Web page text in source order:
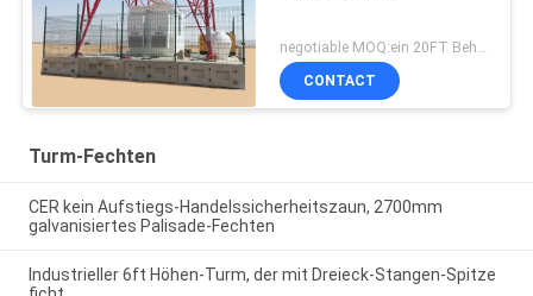
negotiable MOQ:ein 20FT Behälter
CONTACT
Turm-Fechten
CER kein Aufstiegs-Handelssicherheitszaun, 2700mm
galvanisiertes Palisade-Fechten
Industrieller 6ft Höhen-Turm, der mit Dreieck-Stangen-Spitze